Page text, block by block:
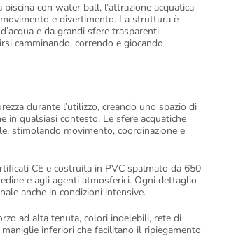
con water ball, l’attrazione acquatica
e divertimento. La struttura è
e da grandi sfere trasparenti
camminando, correndo e giocando
durante l’utilizzo, creando uno spazio di
in qualsiasi contesto. Le sfere acquatiche
stimolando movimento, coordinazione e
CE e costruita in PVC spalmato da 650
e agli agenti atmosferici. Ogni dettaglio
anche in condizioni intensive.
ad alta tenuta, colori indelebili, rete di
inferiori che facilitano il ripiegamento